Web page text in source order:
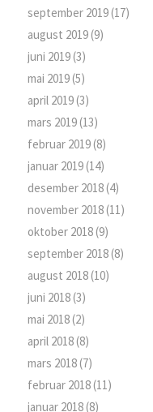
september 2019(17)
august 2019(9)
juni 2019(3)
mai 2019(5)
april 2019(3)
mars 2019(13)
februar 2019(8)
januar 2019(14)
desember 2018(4)
november 2018(11)
oktober 2018(9)
september 2018(8)
august 2018(10)
juni 2018(3)
mai 2018(2)
april 2018(8)
mars 2018(7)
februar 2018(11)
januar 2018(8)